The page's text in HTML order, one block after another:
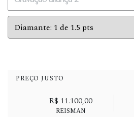
PREÇO JUSTO
R$ 11.100,00
REISMAN